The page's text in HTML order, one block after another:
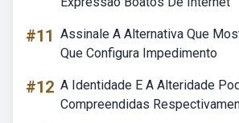
#11 Assinale A Alternativa Que
Que Configura Impedimento
#12 A Identidade E A Alteridade
Compreendidas